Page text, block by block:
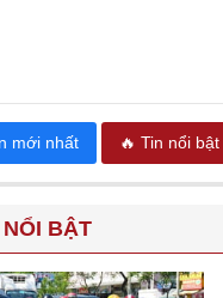
mới nhất 🔥 Tin nổi bật
BẬT